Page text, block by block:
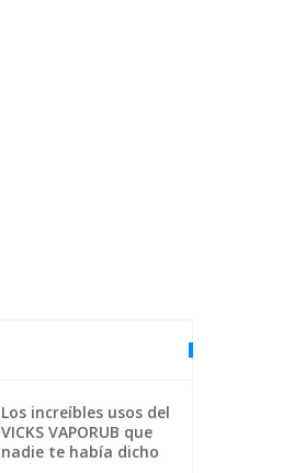
Los increíbles usos del
VICKS VAPORUB que
nadie te había dicho